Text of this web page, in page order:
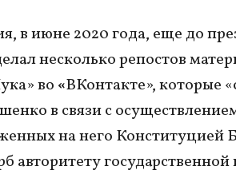
в июне 2020 года, еще до
несколько репостов
во «ВКонтакте», которые
в связи с
на него Конституцией
авторитету государственной